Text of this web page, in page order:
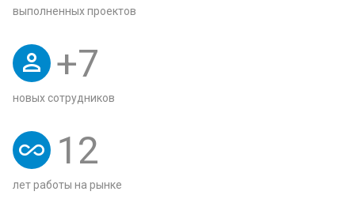
выполненных проектов
+7
новых сотрудников
12
лет работы на рынке